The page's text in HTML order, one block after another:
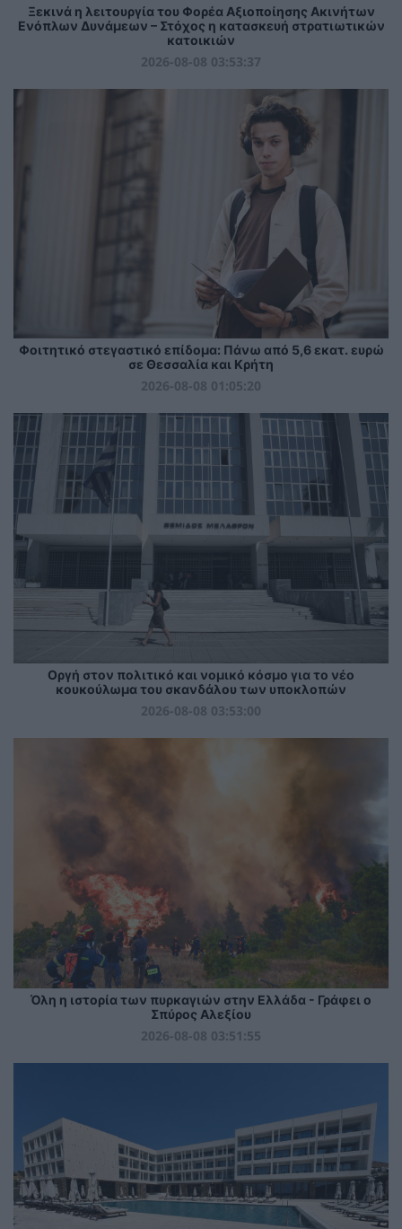
Ξεκινά η λειτουργία του Φορέα Αξιοποίησης Ακινήτων
Ενόπλων Δυνάμεων – Στόχος η κατασκευή στρατιωτικών
κατοικιών
2026-08-08 03:53:37
Φοιτητικό στεγαστικό επίδομα: Πάνω από 5,6 εκατ. ευρώ
σε Θεσσαλία και Κρήτη
2026-08-08 01:05:20
Οργή στον πολιτικό και νομικό κόσμο για το νέο
κουκούλωμα του σκανδάλου των υποκλοπών
2026-08-08 03:53:00
Όλη η ιστορία των πυρκαγιών στην Ελλάδα - Γράφει ο
Σπύρος Αλεξίου
2026-08-08 03:51:55